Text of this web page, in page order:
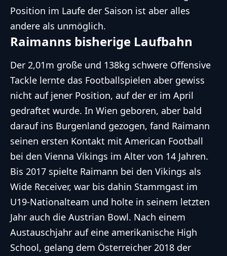
Position im Laufe der Saison ist aber alles
andere als unmöglich.
Raimanns bisherige Laufbahn
Der 2,01m große und 138kg schwere Offensive
Tackle lernte das Footballspielen aber gewiss
nicht auf jener Position, auf der er im April
gedraftet wurde. In Wien geboren, aber bald
darauf ins Burgenland gezogen, fand Raimann
seinen ersten Kontakt mit American Football
bei den Vienna Vikings im Alter von 14 Jahren.
Bis 2017 spielte Raimann bei den Vikings als
Wide Receiver, war bis dahin Stammgast im
U19-Nationalteam und holte in seinem letzten
Jahr auch die Austrian Bowl. Nach einem
Austauschjahr auf eine amerikanische High
School, gelang dem Österreicher 2018 der